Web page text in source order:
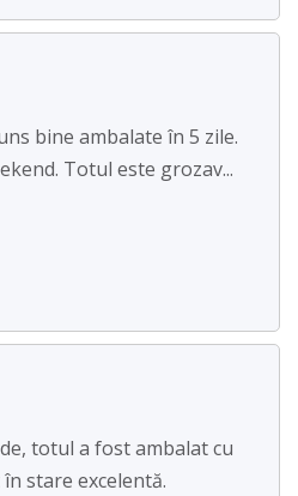
bine ambalate în 5 zile.
Totul este grozav...
totul a fost ambalat cu
stare excelentă.